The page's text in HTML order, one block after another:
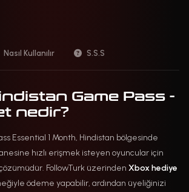
Nasıl Kullanılır S.S.S
Game Pass -
nedir?
Essential 1 Month, Hindistan bölgesinde
hızlı erişmek isteyen oyuncular için
FollowTurk üzerinden Xbox hediye
ödeme yapabilir, ardından üyeliğinizi